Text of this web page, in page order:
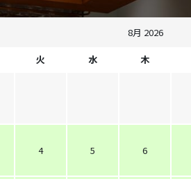
8月 2026
火 水 木
4 5 6